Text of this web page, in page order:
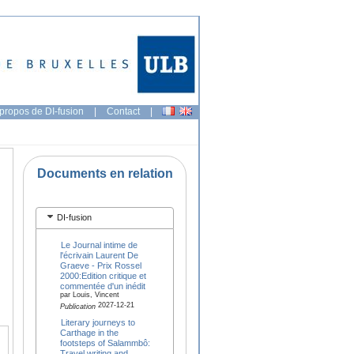
de DI-fusion | Contact |
Documents en relation
DI-fusion
Le Journal intime de
l'écrivain Laurent De
Graeve - Prix Rossel
2000:Edition critique et
commentée d'un inédit
par Louis, Vincent
Publication2027-12-21
Literary journeys to
Carthage in the
footsteps of Salammbô: